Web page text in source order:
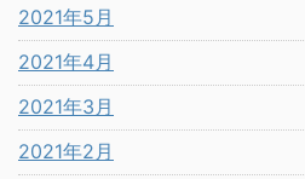
2021年5月
2021年4月
2021年3月
2021年2月